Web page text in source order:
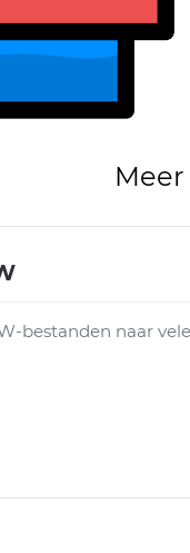
bestanden naar